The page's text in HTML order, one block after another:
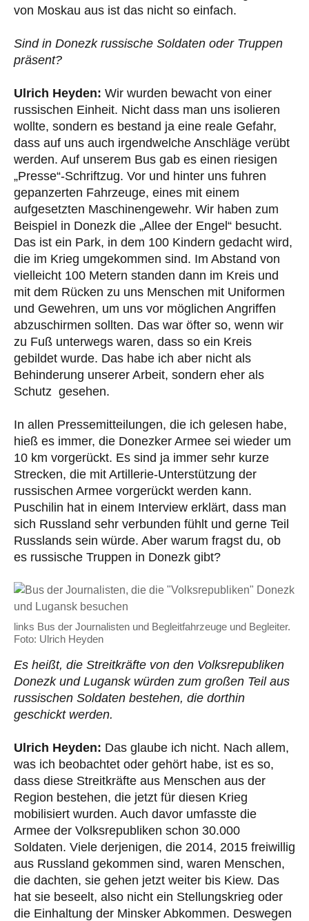
von Moskau aus ist das nicht so einfach.
Sind in Donezk russische Soldaten oder Truppen
präsent?
Ulrich Heyden: Wir wurden bewacht von einer
russischen Einheit. Nicht dass man uns isolieren
wollte, sondern es bestand ja eine reale Gefahr,
dass auf uns auch irgendwelche Anschläge verübt
werden. Auf unserem Bus gab es einen riesigen
„Presse“-Schriftzug. Vor und hinter uns fuhren
gepanzerten Fahrzeuge, eines mit einem
aufgesetzten Maschinengewehr. Wir haben zum
Beispiel in Donezk die „Allee der Engel“ besucht.
Das ist ein Park, in dem 100 Kindern gedacht wird,
die im Krieg umgekommen sind. Im Abstand von
vielleicht 100 Metern standen dann im Kreis und
mit dem Rücken zu uns Menschen mit Uniformen
und Gewehren, um uns vor möglichen Angriffen
abzuschirmen sollten. Das war öfter so, wenn wir
zu Fuß unterwegs waren, dass so ein Kreis
gebildet wurde. Das habe ich aber nicht als
Behinderung unserer Arbeit, sondern eher als
Schutz gesehen.
In allen Pressemitteilungen, die ich gelesen habe,
hieß es immer, die Donezker Armee sei wieder um
10 km vorgerückt. Es sind ja immer sehr kurze
Strecken, die mit Artillerie-Unterstützung der
russischen Armee vorgerückt werden kann.
Puschilin hat in einem Interview erklärt, dass man
sich Russland sehr verbunden fühlt und gerne Teil
Russlands sein würde. Aber warum fragst du, ob
es russische Truppen in Donezk gibt?
links Bus der Journalisten und Begleitfahrzeuge und Begleiter.
Foto: Ulrich Heyden
Es heißt, die Streitkräfte von den Volksrepubliken
Donezk und Lugansk würden zum großen Teil aus
russischen Soldaten bestehen, die dorthin
geschickt werden.
Ulrich Heyden: Das glaube ich nicht. Nach allem,
was ich beobachtet oder gehört habe, ist es so,
dass diese Streitkräfte aus Menschen aus der
Region bestehen, die jetzt für diesen Krieg
mobilisiert wurden. Auch davor umfasste die
Armee der Volksrepubliken schon 30.000
Soldaten. Viele derjenigen, die 2014, 2015 freiwillig
aus Russland gekommen sind, waren Menschen,
die dachten, sie gehen jetzt weiter bis Kiew. Das
hat sie beseelt, also nicht ein Stellungskrieg oder
die Einhaltung der Minsker Abkommen. Deswegen